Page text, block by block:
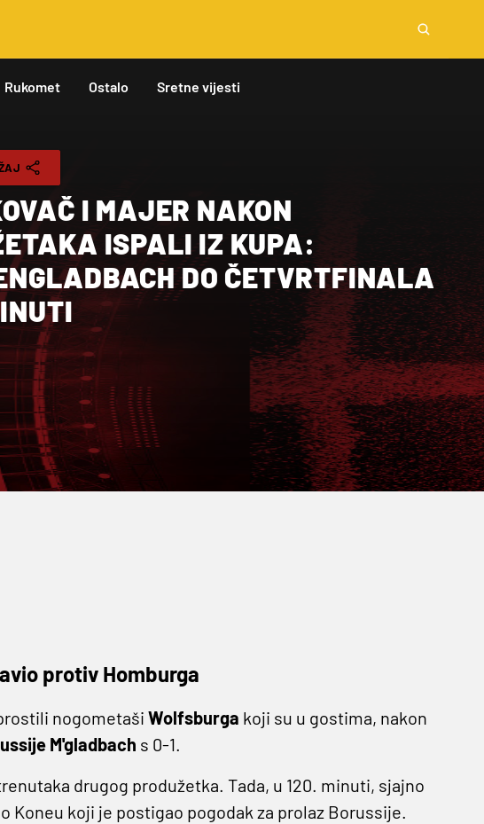
Rukomet Ostalo Sretne vijesti
I MAJER NAKON
IZ KUPA:
DO ČETVRTFINALA
protiv Homburga
nogometaši Wolfsburga koji su u gostima, nakon
M'gladbach s 0-1.
drugog produžetka. Tada, u 120. minuti, sjajno
Koneu koji je postigao pogodak za prolaz Borussije.